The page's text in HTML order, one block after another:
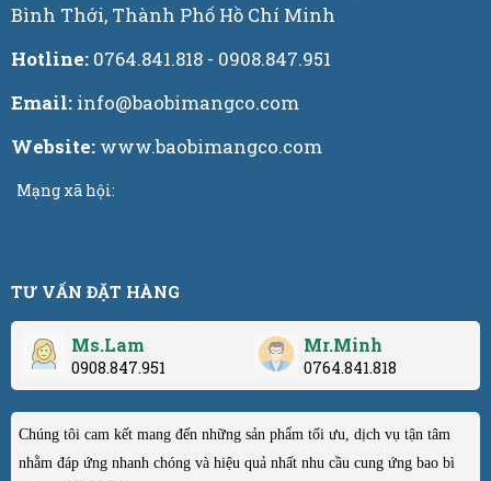
Bình Thới, Thành Phố Hồ Chí Minh
Hotline: 0764.841.818 - 0908.847.951
Email: info@baobimangco.com
Website: www.baobimangco.com
Mạng xã hội:
TƯ VẤN ĐẶT HÀNG
Ms.Lam
0908.847.951
Mr.Minh
0764.841.818
Chúng tôi cam kết mang đến những sản phẩm tối ưu, dịch vụ tận tâm
nhằm đáp ứng nhanh chóng và hiệu quả nhất nhu cầu cung ứng bao bì